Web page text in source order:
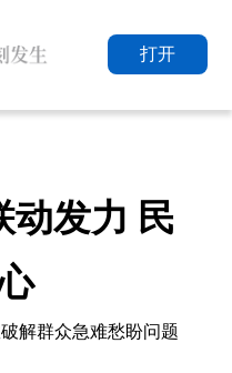
打开
动发力 民
解群众急难愁盼问题